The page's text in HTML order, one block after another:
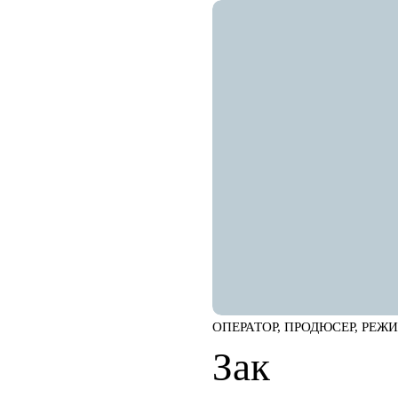
ОПЕРАТОР, ПРОДЮСЕР,
Зак